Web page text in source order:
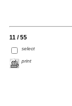
11 / 55
select
print